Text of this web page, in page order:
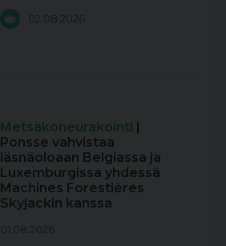
02.08.2026
Metsäkoneurakointi |
Ponsse vahvistaa
läsnäoloaan Belgiassa ja
Luxemburgissa yhdessä
Machines Forestières
Skyjackin kanssa
01.08.2026